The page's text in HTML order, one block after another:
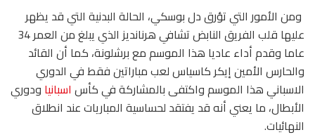
ومن الأمور التي تؤرق دل بوسكي، الحالة البدنية التي قد يظهر
عليها قلب الفريق النابض تشافي هرنانديز الذي يبلغ من العمر 34
عاما وقدم أداء عاديا هذا الموسم مع برشلونة، كما أن القائد
والحارس الأمين إيكر كاسياس لعب مباراتين فقط في الدوري
الاسباني هذا الموسم واكتفى بالمشاركة في كأس اسبانيا ودوري
الأبطال، ما يعني أنه قد يفتقد لحساسية المباريات عند انطلاق
النهائيات.